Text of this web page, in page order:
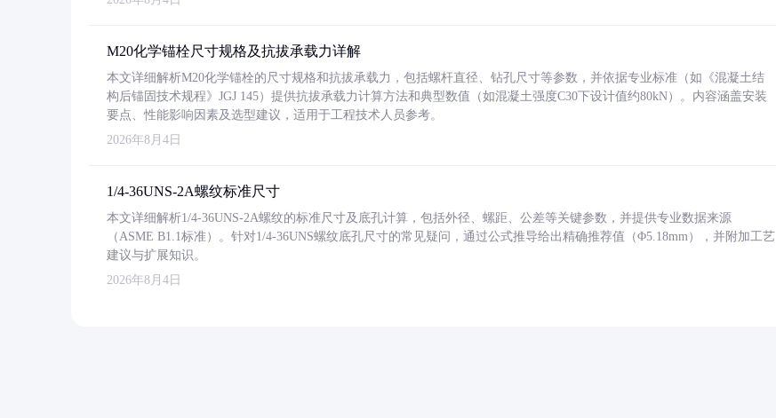
M20化学锚栓尺寸规格及抗拔承载力详解
本文详细解析M20化学锚栓的尺寸规格和抗拔承载力，包括螺杆直径、钻孔尺寸等参数，并依据专业标准（如《混凝土结
构后锚固技术规程》JGJ 145）提供抗拔承载力计算方法和典型数值（如混凝土强度C30下设计值约80kN）。内容涵盖安装
要点、性能影响因素及选型建议，适用于工程技术人员参考。
2026年8月4日
1/4-36UNS-2A螺纹标准尺寸
本文详细解析1/4-36UNS-2A螺纹的标准尺寸及底孔计算，包括外径、螺距、公差等关键参数，并提供专业数据来源
（ASME B1.1标准）。针对1/4-36UNS螺纹底孔尺寸的常见疑问，通过公式推导给出精确推荐值（Φ5.18mm），并附加工艺
建议与扩展知识。
2026年8月4日